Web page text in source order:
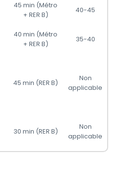
45 min (Métro
+ RER B)
40-45
40 min (Métro
+ RER B)
35-40
45 min (RER B)
Non
applicable
30 min (RER B)
Non
applicable